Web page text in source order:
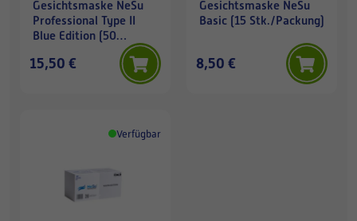
Gesichtsmaske NeSu
Professional Type II
Blue Edition (50
15,50 €
Gesichtsmaske NeSu
Basic (15 Stk./Packung)
8,50 €
Verfügbar